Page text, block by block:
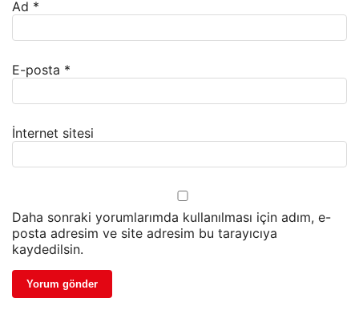
Ad *
E-posta *
İnternet sitesi
Daha sonraki yorumlarımda kullanılması için adım, e-
posta adresim ve site adresim bu tarayıcıya
kaydedilsin.